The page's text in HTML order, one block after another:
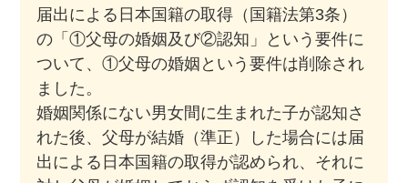
届出による日本国籍の取得（国籍法第3条）
の「①父母の婚姻及び②認知」という要件に
ついて、①父母の婚姻という要件は削除され
ました。
婚姻関係にない男女間に生まれた子が認知さ
れた後、父母が結婚（準正）した場合には届
出による日本国籍の取得が認められ、それに